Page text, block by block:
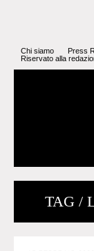
Chi siamo Press
Riservato alla
TAG /